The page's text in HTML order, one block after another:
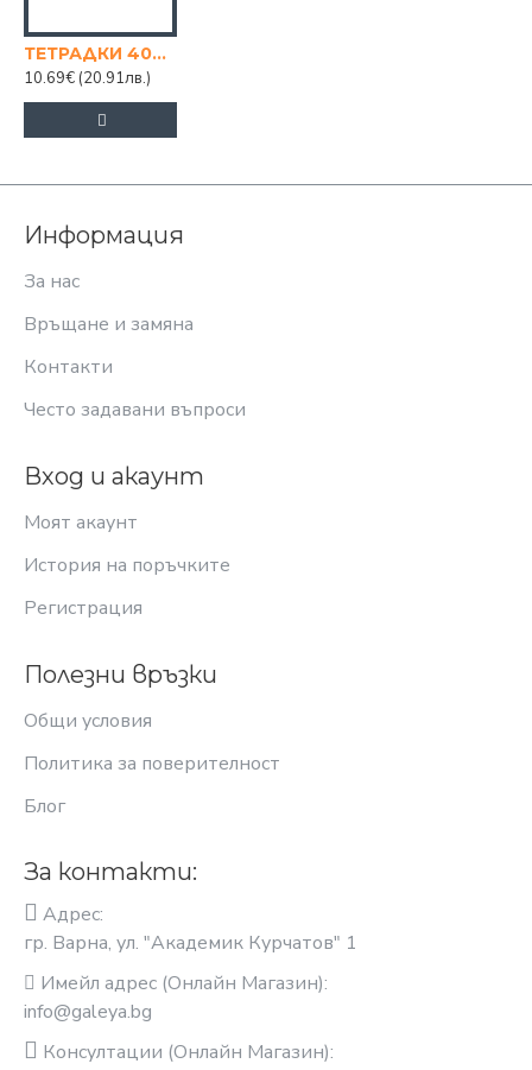
ТЕТРАДКИ 40Л. ФОРМАТ А4 КАРЕ
10.69€ (20.91лв.)
Информация
За нас
Връщане и замяна
Контакти
Често задавани въпроси
Вход и акаунт
Моят акаунт
История на поръчките
Регистрация
Полезни връзки
Общи условия
Политика за поверителност
Блог
За контакти:
Адрес:
гр. Варна, ул. "Академик Курчатов" 1
Имейл адрес (Онлайн Магазин):
info@galeya.bg
Консултации (Онлайн Магазин):